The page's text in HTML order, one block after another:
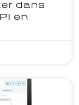
dans
en